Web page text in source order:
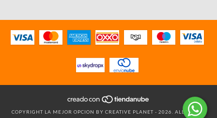
COPYRIGHT LA MEJOR OPCION BY CREATIVE PLANET - 2026. ALL RIGHTS